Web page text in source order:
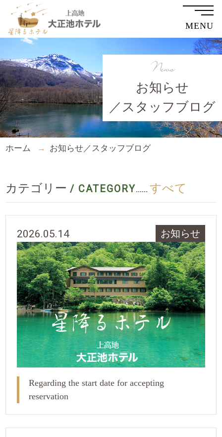
MENU
お知らせ
／スタッフブログ
News
ホーム お知らせ／スタッフブログ
カテゴリー / CATEGORY...... すべて
2026.05.14 お知らせ
Regarding the start date for accepting
reservation